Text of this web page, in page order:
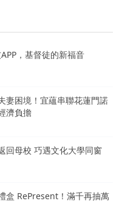
，基督徒的新福音
妻困境！宜蘊串聯花蓮門諾
濟負擔
回母校 巧遇文化大學同窗
盒 RePresent！滿千再抽萬